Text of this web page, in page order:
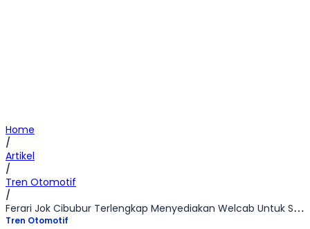
Home
/
Artikel
/
Tren Otomotif
/
Ferari Jok Cibubur Terlengkap Menyediakan Welcab Untuk Sedan, MPV sampai Premium MPV
Tren Otomotif